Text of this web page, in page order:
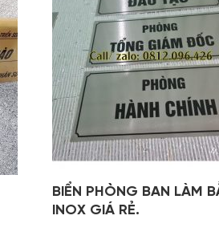
BIỂN PHÒNG BAN LÀM
INOX GIÁ RẺ.